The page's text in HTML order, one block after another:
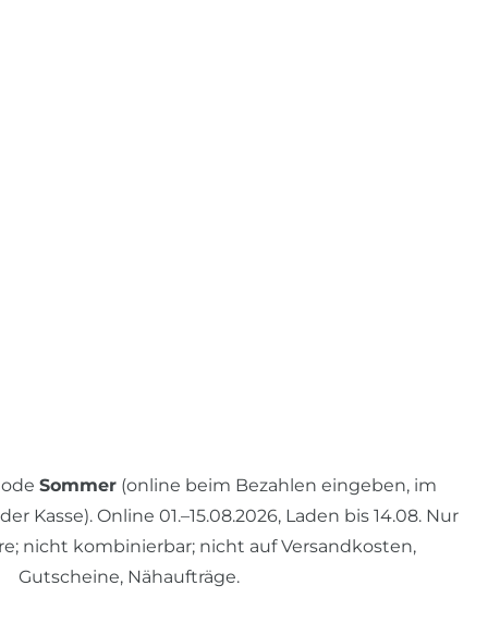
Sommer(online beim Bezahlen eingeben, im
Kasse). Online 01.–15.08.2026, Laden bis 14.08. Nur
nicht kombinierbar; nicht auf Versandkosten,
Gutscheine, Nähaufträge.